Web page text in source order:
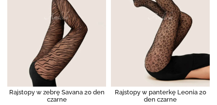
Rajstopy w zebrę Savana 20 den
czarne
Rajstopy w panterkę Leonia 20
den czarne